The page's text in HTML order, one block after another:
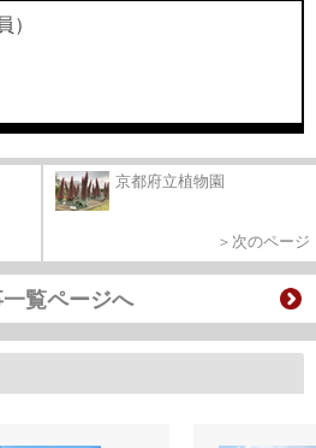
）
京都府立植物園
＞次のページ
覧ページへ